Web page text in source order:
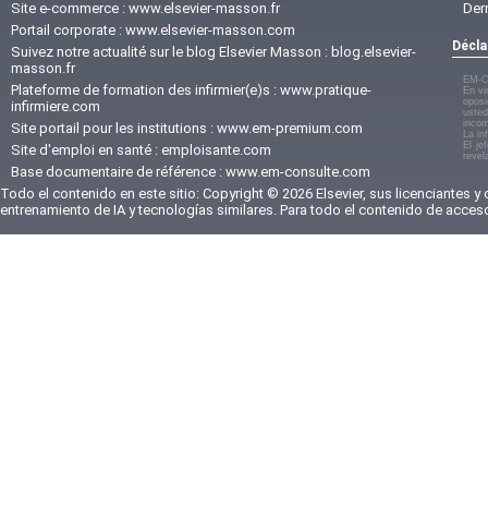
Site e-commerce : www.elsevier-masson.fr
Portail corporate : www.elsevier-masson.com
Suivez notre actualité sur le blog Elsevier Masson : blog.elsevier-
masson.fr
Plateforme de formation des infirmier(e)s : www.pratique-
infirmiere.com
Site portail pour les institutions : www.em-premium.com
Site d'emploi en santé : emploisante.com
Base documentaire de référence : www.em-consulte.com
EM-
En
La
El
Todo el contenido en este sitio: Copyright © 2026 Elsevier, sus licenciantes
entrenamiento de IA y tecnologías similares. Para todo el contenido de